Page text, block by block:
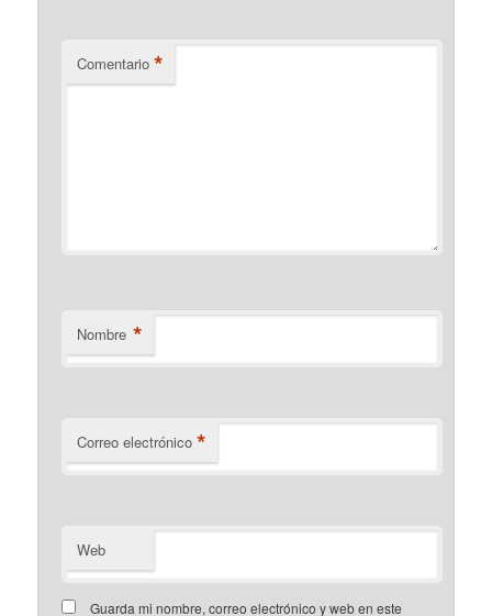
Comentario *
Nombre *
Correo electrónico *
Web
Guarda mi nombre, correo electrónico y web en este